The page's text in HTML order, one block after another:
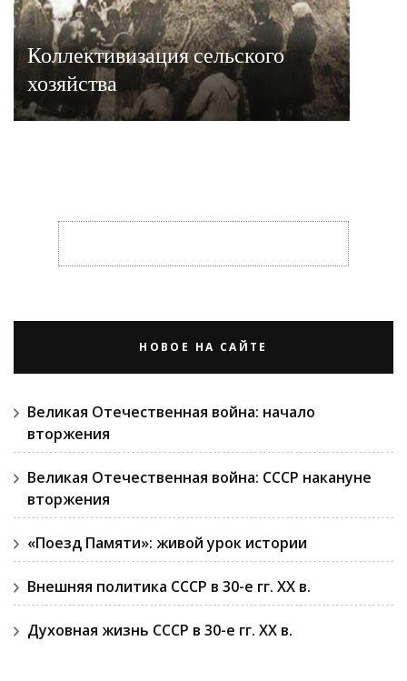
Коллективизация сельского
хозяйства
НОВОЕ НА САЙТЕ
Великая Отечественная война: начало
вторжения
Великая Отечественная война: СССР накануне
вторжения
«Поезд Памяти»: живой урок истории
Внешняя политика СССР в 30-е гг. ХХ в.
Духовная жизнь СССР в 30-е гг. ХХ в.